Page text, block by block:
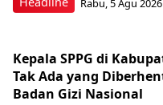
Rabu, 5 Agu
Kepala SPPG di
Tak Ada yang
Badan Gizi Nasional